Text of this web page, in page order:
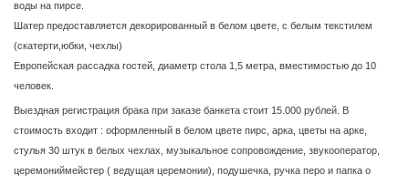
воды на пирсе.
Шатер предоставляется декорированный в белом цвете, с белым текстилем
(скатерти,юбки, чехлы)
Европейская рассадка гостей, диаметр стола 1,5 метра, вместимостью до 10
человек.
Выездная регистрация брака при заказе банкета стоит 15.000 рублей. В
стоимость входит : оформленный в белом цвете пирс, арка, цветы на арке,
стулья 30 штук в белых чехлах, музыкальное сопровождение, звукооператор,
церемониймейстер ( ведущая церемонии), подушечка, ручка перо и папка о